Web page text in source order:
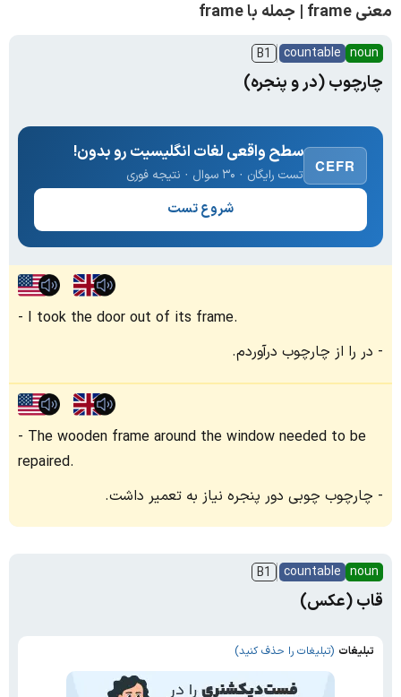
معنی frame | جمله با frame
noun
countable
B1
چارچوب (در و پنجره)
CEFR
سطح واقعی لغات انگلیسیت رو بدون!
تست رایگان · ۳۰ سوال · نتیجه فوری
شروع تست
I took the door out of its frame.
در را از چارچوب درآوردم.
The wooden frame around the window needed to be
repaired.
چارچوب چوبی دور پنجره نیاز به تعمیر داشت.
noun
countable
B1
قاب (عکس)
تبلیغات (تبلیغات را حذف کنید)